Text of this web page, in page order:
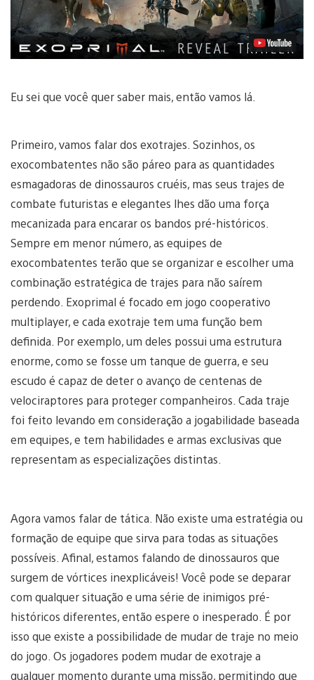
Eu sei que você quer saber mais, então vamos lá.
Primeiro, vamos falar dos exotrajes. Sozinhos, os
exocombatentes não são páreo para as quantidades
esmagadoras de dinossauros cruéis, mas seus trajes de
combate futuristas e elegantes lhes dão uma força
mecanizada para encarar os bandos pré-históricos.
Sempre em menor número, as equipes de
exocombatentes terão que se organizar e escolher uma
combinação estratégica de trajes para não saírem
perdendo. Exoprimal é focado em jogo cooperativo
multiplayer, e cada exotraje tem uma função bem
definida. Por exemplo, um deles possui uma estrutura
enorme, como se fosse um tanque de guerra, e seu
escudo é capaz de deter o avanço de centenas de
velociraptores para proteger companheiros. Cada traje
foi feito levando em consideração a jogabilidade baseada
em equipes, e tem habilidades e armas exclusivas que
representam as especializações distintas.
Agora vamos falar de tática. Não existe uma estratégia ou
formação de equipe que sirva para todas as situações
possíveis. Afinal, estamos falando de dinossauros que
surgem de vórtices inexplicáveis! Você pode se deparar
com qualquer situação e uma série de inimigos pré-
históricos diferentes, então espere o inesperado. É por
isso que existe a possibilidade de mudar de traje no meio
do jogo. Os jogadores podem mudar de exotraje a
qualquer momento durante uma missão, permitindo que